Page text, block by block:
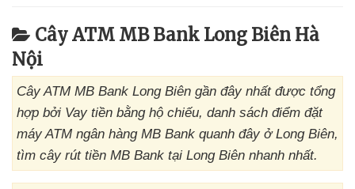
Cây ATM MB Bank Long Biên Hà
Nội
Cây ATM MB Bank Long Biên gần đây nhất được tổng
hợp bởi Vay tiền bằng hộ chiếu, danh sách điểm đặt
máy ATM ngân hàng MB Bank quanh đây ở Long Biên,
tìm cây rút tiền MB Bank tại Long Biên nhanh nhất.